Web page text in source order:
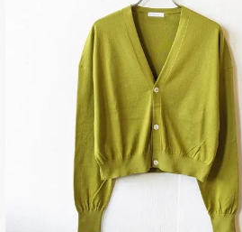
NISHIGUCHI KUTSUSHITA
LABOR DAY
indian jewelry
LIBBEY